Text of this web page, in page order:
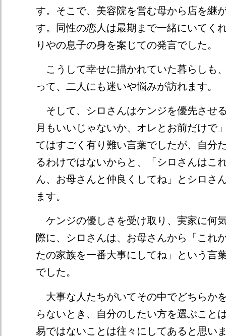
す。そこで、美容院を営む母から店を継
す。同性の恋人は最期まで一緒にいてく
りやの息子の身を案じての発言でした。
こうして幸せに描かれていた暮らしも
って、二人にも迷いや悩みが訪れます。
そして、シロさんはケンジを優先させ
月もいいじゃないか、オレとお前だけで
てはすごく有り難い言葉でしたが、自分
るわけではないからと、「シロさんはこ
ん、お母さんと仲良くしてね」とシロさ
ます。
ケンジの優しさを受け取り、実家に何
際に、シロさんは、お母さんから「これ
たの家族を一番大事にしてね」という言
でした。
大事な人たちがいてその中でどちらか
らないとき、自分のしたい方を選ぶこと
易ではないことは往々にしてあると思い